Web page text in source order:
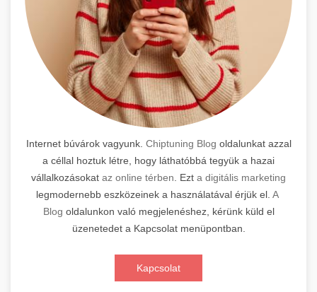
Internet búvárok vagyunk. Chiptuning Blog oldalunkat azzal
a céllal hoztuk létre, hogy láthatóbbá tegyük a hazai
vállalkozásokat az online térben . Ezt a digitális marketing
legmodernebb eszközeinek a használatával érjük el. A
Blog oldalunkon való megjelenéshez, kérünk küld el
üzenetedet a Kapcsolat menüpontban.
Kapcsolat